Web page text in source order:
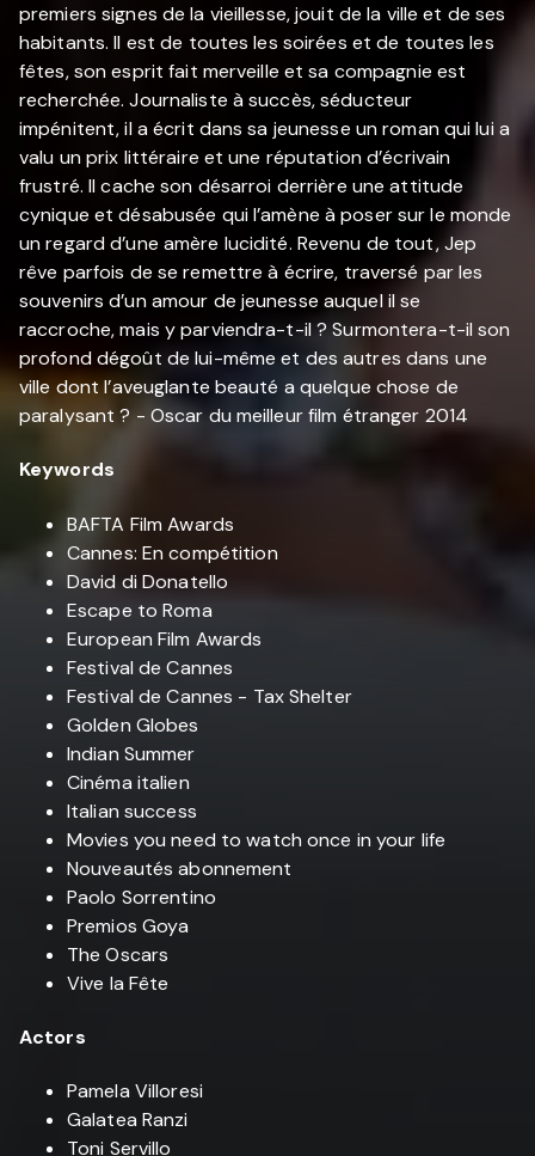
premiers signes de la vieillesse, jouit de la ville et de ses
habitants. Il est de toutes les soirées et de toutes les
fêtes, son esprit fait merveille et sa compagnie est
recherchée. Journaliste à succès, séducteur
impénitent, il a écrit dans sa jeunesse un roman qui lui a
valu un prix littéraire et une réputation d’écrivain
frustré. Il cache son désarroi derrière une attitude
cynique et désabusée qui l’amène à poser sur le monde
un regard d’une amère lucidité. Revenu de tout, Jep
rêve parfois de se remettre à écrire, traversé par les
souvenirs d’un amour de jeunesse auquel il se
raccroche, mais y parviendra-t-il ? Surmontera-t-il son
profond dégoût de lui-même et des autres dans une
ville dont l’aveuglante beauté a quelque chose de
paralysant ? - Oscar du meilleur film étranger 2014
Keywords
BAFTA Film Awards
Cannes: En compétition
David di Donatello
Escape to Roma
European Film Awards
Festival de Cannes
Festival de Cannes - Tax Shelter
Golden Globes
Indian Summer
Cinéma italien
Italian success
Movies you need to watch once in your life
Nouveautés abonnement
Paolo Sorrentino
Premios Goya
The Oscars
Vive la Fête
Actors
Pamela Villoresi
Galatea Ranzi
Toni Servillo